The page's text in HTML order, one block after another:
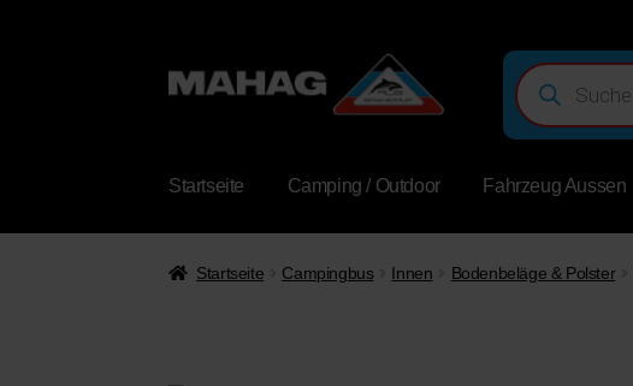
Products
search
Startseite Camping / Outdoor Fahrzeug Aussen
Startseite Campingbus Innen Bodenbeläge & Polster